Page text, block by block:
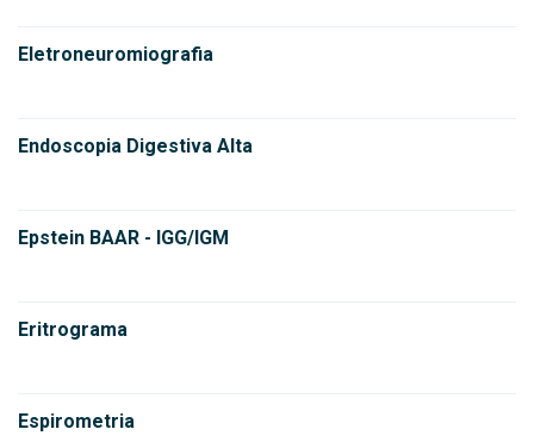
Eletroneuromiografia
Endoscopia Digestiva Alta
Epstein BAAR - IGG/IGM
Eritrograma
Espirometria